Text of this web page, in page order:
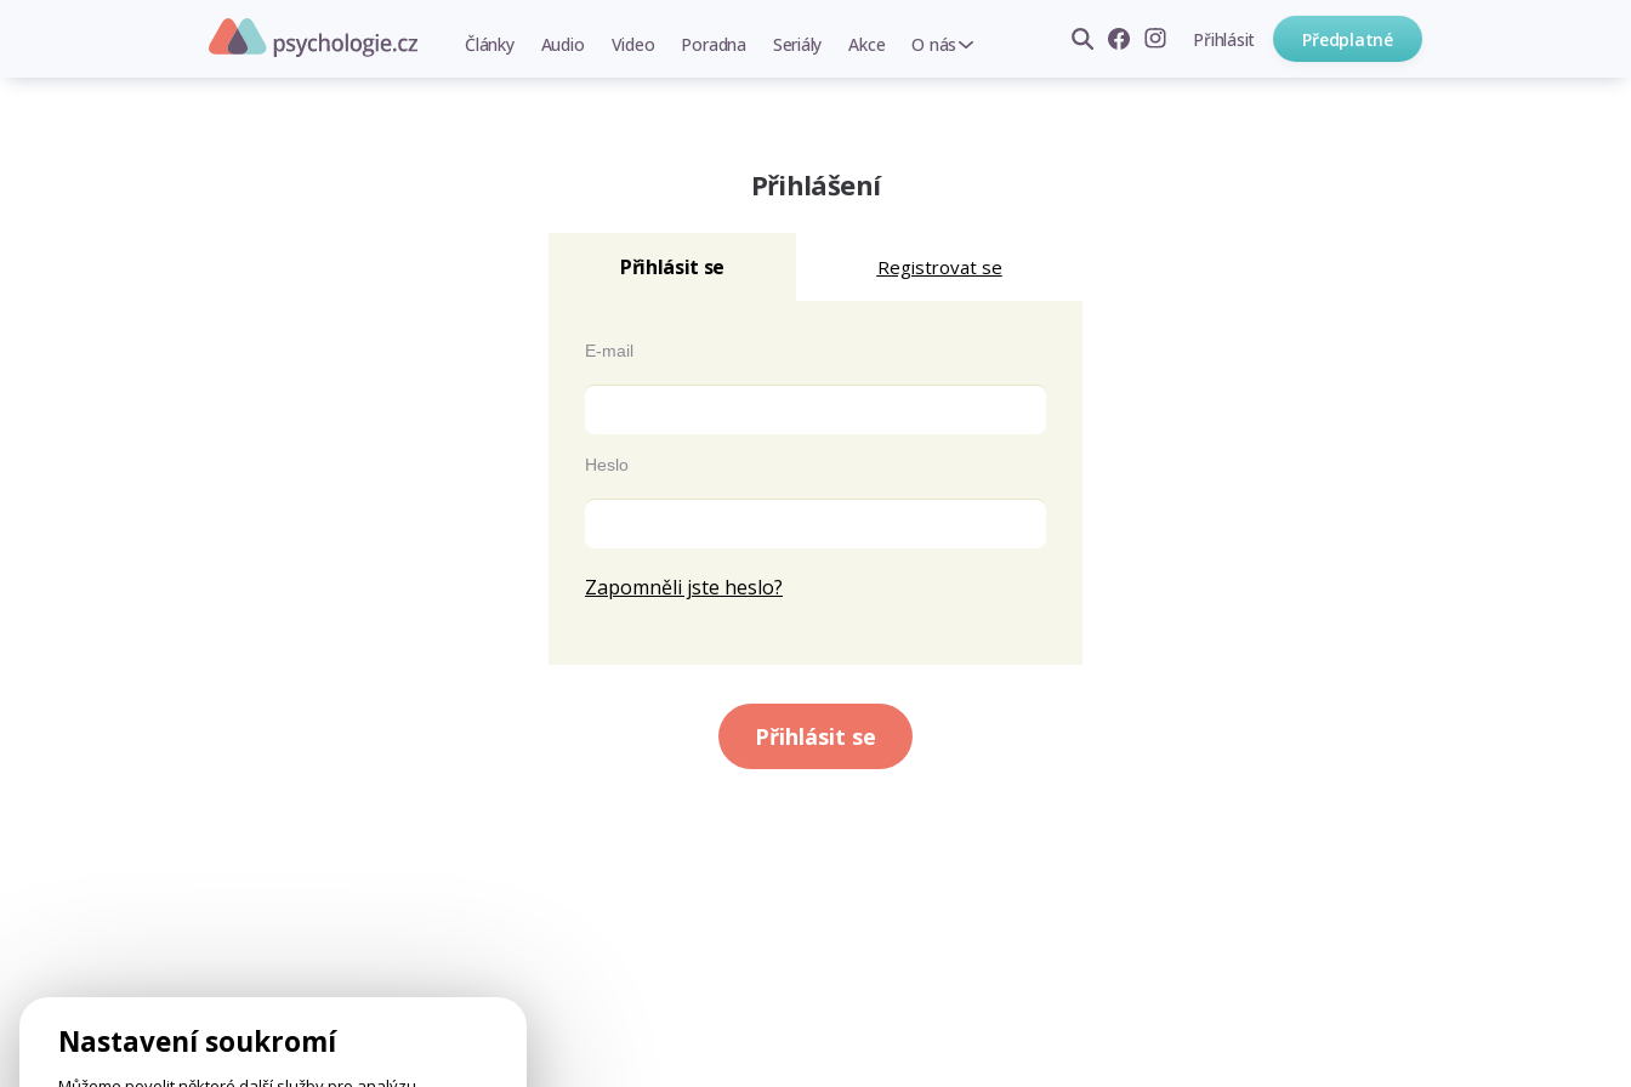
Články Audio Video Poradna Seriály Akce O nás Přihlásit Předplatné
Přihlášení
Přihlásit se Registrovat se
E-mail
Heslo
Zapomněli jste heslo?
Přihlásit se
Nastavení soukromí